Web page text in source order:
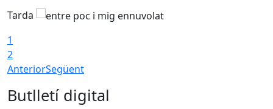
Tarda
1
2
AnteriorSegüent
Butlletí digital